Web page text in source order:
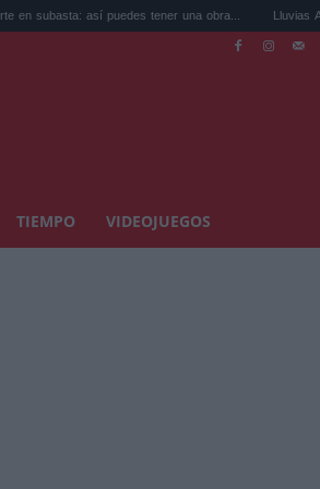
puedes tener una obra... Lluvias AEMET fin de
TIEMPO VIDEOJUEGOS